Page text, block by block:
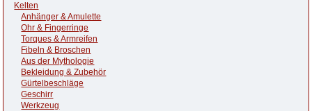
Kelten
Anhänger & Amulette
Ohr & Fingerringe
Torques & Armreifen
Fibeln & Broschen
Aus der Mythologie
Bekleidung & Zubehör
Gürtelbeschläge
Geschirr
Werkzeug